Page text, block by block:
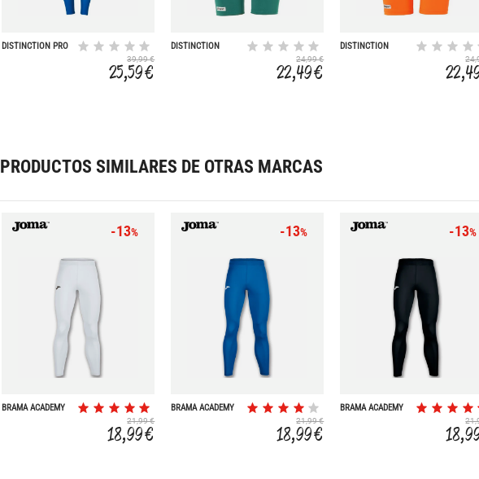
DISTINCTION PRO
39,99 €
25,59 €
DISTINCTION
24,99 €
22,49 €
DISTINCTION
PRODUCTOS SIMILARES DE OTRAS MARCAS
-13%
BRAMA ACADEMY
21,99 €
18,99 €
-13%
BRAMA ACADEMY
21,99 €
18,99 €
-13%
BRAMA ACADEMY